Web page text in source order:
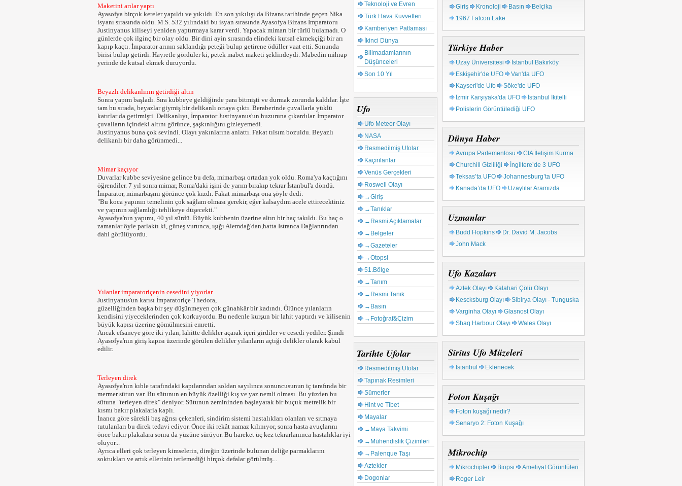
Maketini arılar yaptı
Ayasofya birçok kereler yapıldı ve yıkıldı. En son yıkılışı da Bizans tarihinde geçen Nika
isyanı sırasında oldu. M.S. 532 yılındaki bu isyan sırasında Ayasofya Bizans İmparatoru
Justinyanus kiliseyi yeniden yaptırmaya karar verdi. Yapacak mimarı bir türlü bulamadı. O
günlerde çok ilginç bir olay oldu. Bir dini ayin sırasında elindeki kutsal ekmekçiği bir arı
kapıp kaçtı. İmparator arının saklandığı peteği bulup getirene ödüller vaat etti. Sonunda
birisi bulup getirdi. Hayretle gördüler ki, petek mabet maketi şeklindeydi. Mabedin mihrap
yerinde de kutsal ekmek duruyordu.
Beyazlı delikanlının getirdiği altın
Sonra yapım başladı. Sıra kubbeye geldiğinde para bitmişti ve durmak zorunda kaldılar. İşte
tam bu sırada, beyazlar giymiş bir delikanlı ortaya çıktı. Beraberinde çuvallarla yüklü
katırlar da getirmişti. Delikanlıyı, İmparator Justinyanus'un huzuruna çıkardılar. İmparator
çuvalların içindeki altını görünce, şaşkınlığını gizleyemedi.
Justinyanus buna çok sevindi. Olayı yakınlarına anlattı. Fakat tılsım bozuldu. Beyazlı
delikanlı bir daha görünmedi...
Mimar kaçıyor
Duvarlar kubbe seviyesine gelince bu defa, mimarbaşı ortadan yok oldu. Roma'ya kaçtığını
öğrendiler. 7 yıl sonra mimar, Roma'daki işini de yarım bırakıp tekrar İstanbul'a döndü.
İmparator, mimarbaşını görünce çok kızdı. Fakat mimarbaşı ona şöyle dedi:
"Bu koca yapının temelinin çok sağlam olması gerekir, eğer kalsaydım acele ettirecektiniz
ve yapının sağlamlığı tehlikeye düşecekti."
Ayasofya'nın yapımı, 40 yıl sürdü. Büyük kubbenin üzerine altın bir haç takıldı. Bu haç o
zamanlar öyle parlaktı ki, güneş vurunca, ışığı Alemdağ'dan,hatta Istranca Dağlanrından
dahi görülüyordu.
Yılanlar imparatoriçenin cesedini yiyorlar
Justinyanus'un karısı İmparatoriçe Thedora,
güzelliğinden başka bir şey düşünmeyen çok günahkâr bir kadındı. Ölünce yılanların
kendisini yiyeceklerinden çok korkuyordu. Bu nedenle kurşun bir lahit yaptırdı ve kilisenin
büyük kapısı üzerine gömülmesini emretti.
Ancak efsaneye göre iki yılan, lahitte delikler açarak içeri girdiler ve cesedi yediler. Şimdi
Ayasofya'nın giriş kapısı üzerinde görülen delikler yılanların açtığı delikler olarak kabul
edilir.
Terleyen direk
Ayasofya'nın kıble tarafındaki kapılarından soldan sayılınca sonuncusunun iç tarafında bir
mermer sütun var. Bu sütunun en büyük özelliği kış ve yaz nemli olması. Bu yüzden bu
sütuna "terleyen direk" deniyor. Sütunun zemininden başlayarak bir buçuk metrelik bir
kısmı bakır plakalarla kaplı.
İnanca göre sürekli baş ağrısı çekenleri, sindirim sistemi hastalıkları olanları ve sıtmaya
tutulanları bu direk tedavi ediyor. Önce iki rekât namaz kılınıyor, sonra hasta avuçlarını
önce bakır plakalara sonra da yüzüne sürüyor. Bu hareket üç kez tekrarlanınca hastalıklar iyi
oluyor...
Ayrıca elleri çok terleyen kimselerin, direğin üzerinde bulunan deliğe parmaklarını
soktukları ve artık ellerinin terlemediği birçok defalar görülmüş...
Teknoloji ve Evren
Türk Hava Kuvvetleri
Kamberiyen Patlaması
İkinci Dünya
Bilimadamlarının
Düşünceleri
Son 10 Yıl
Ufo
Ufo Meteor Olayı
NASA
Resmedilmiş Ufolar
Kaçırılanlar
Venüs Gerçekleri
Roswell Olayı
→Giriş
→Tanıklar
→Resmi Açıklamalar
→Belgeler
→Gazeteler
→Otopsi
51.Bölge
→Tanım
→Resmi Tanık
→Basın
→Fotoğraf&Çizim
Tarihte Ufolar
Resmedilmiş Ufolar
Tapınak Resimleri
Sümerler
Hint ve Tibet
Mayalar
→Maya Takvimi
→Mühendislik Çizimleri
→Palenque Taşı
Aztekler
Dogonlar
Giriş Kronoloji Basın
Belçika
1967 Falcon Lake
Türkiye Haber
Uzay Üniversitesi
İstanbul Bakırköy
Eskişehir'de UFO
Van'da UFO
Kayseri'de Ufo
Söke'de UFO
İzmir Karşıyaka'da UFO
İstanbul İkitelli
Polislerin Görüntülediği UFO
Dünya Haber
Avrupa Parlementosu
CIA İletişim Kurma
Churchill Gizliliği
İngiltere’de 3 UFO
Teksas’ta UFO
Johannesburg’ta UFO
Kanada’da UFO
Uzaylılar Aramızda
Uzmanlar
Budd Hopkins
Dr. David M. Jacobs
John Mack
Ufo Kazaları
Aztek Olayı
Kalahari Çölü Olayı
Kescksburg Olayı
Sibirya Olayı - Tunguska
Varginha Olayı
Glasnost Olayı
Shaq Harbour Olayı
Wales Olayı
Sirius Ufo Müzeleri
İstanbul Eklenecek
Foton Kuşağı
Foton kuşağı nedir?
Senaryo 2: Foton Kuşağı
Mikrochip
Mikrochipler Biopsi
Ameliyat Görüntüleri
Roger Leir